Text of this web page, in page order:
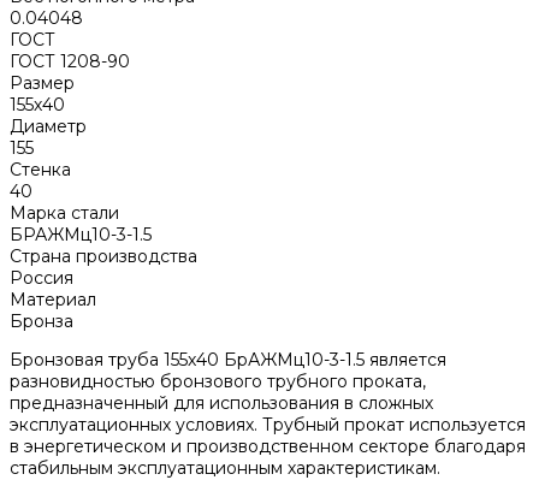
0.04048
ГОСТ
ГОСТ 1208-90
Размер
155х40
Диаметр
155
Стенка
40
Марка стали
БРАЖМц10-3-1.5
Страна производства
Россия
Материал
Бронза
Бронзовая труба 155х40 БрАЖМц10-3-1.5 является
разновидностью бронзового трубного проката,
предназначенный для использования в сложных
эксплуатационных условиях. Трубный прокат используется
в энергетическом и производственном секторе благодаря
стабильным эксплуатационным характеристикам.